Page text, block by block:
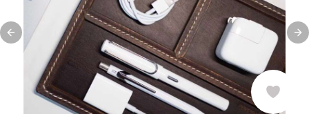
Previous slide